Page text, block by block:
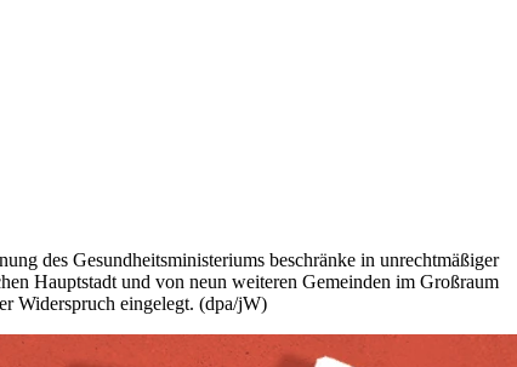
des Gesundheitsministeriums beschränke in unrechtmäßiger
Hauptstadt und von neun weiteren Gemeinden im Großraum
Widerspruch eingelegt. (dpa/jW)